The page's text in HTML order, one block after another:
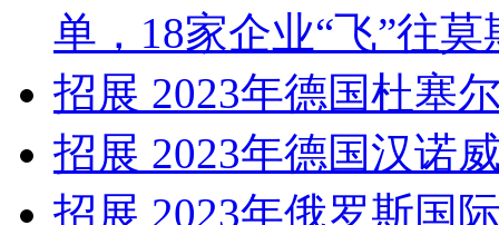
单，18家企业“飞”往莫
招展 2023年德国杜塞
招展 2023年德国汉诺
招展 2023年俄罗斯国